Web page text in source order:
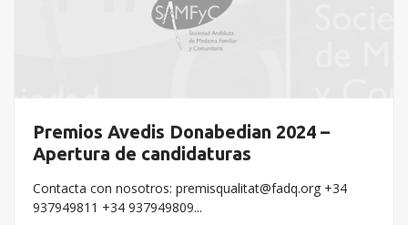
Premios Avedis Donabedian 2024 –
Apertura de candidaturas
Contacta con nosotros: premisqualitat@fadq.org +34
937949811 +34 937949809...